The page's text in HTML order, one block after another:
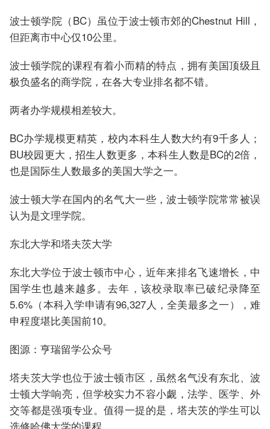
波士顿学院（BC）虽位于波士顿市郊的Chestnut Hill，
但距离市中心仅10公里。
波士顿学院的课程有着小而精的特点，拥有美国顶级且
极负盛名的商学院，在各大专业排名都不错。
两者办学规模相差较大。
BC办学规模更精英，校内本科生人数大约有9千多人；
BU校园更大，招生人数更多，本科生人数是BC的2倍，
也是国际生人数最多的美国大学之一。
波士顿大学在国内的名气大一些，波士顿学院常常被误
认为是文理学院。
东北大学和塔夫茨大学
东北大学位于波士顿市中心，近年来排名飞速增长，中
国学生也越来越多。去年，该校录取率已破纪录降至
5.6%（本科入学申请有96,327人，全美最多之一），难
申程度堪比美国前10。
图源：亨瑞留学公众号
塔夫茨大学也位于波士顿市区，虽然名气没有东北、波
士顿大学响亮，但学校实力不容小觑，法学、医学、外
交等都是强项专业。值得一提的是，塔夫茨的学生可以
选修哈佛大学的课程。